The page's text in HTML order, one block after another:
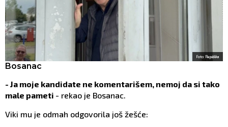
Foto: Republika
Bosanac
- Ja moje kandidate ne komentarišem, nemoj da si tako
male pameti - rekao je Bosanac.
Viki mu je odmah odgovorila još žešće: